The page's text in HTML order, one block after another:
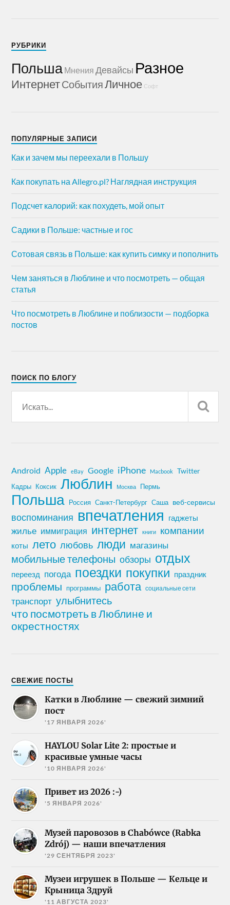
РУБРИКИ
Польша Мнения Девайсы Разное
ИнтернетСобытияЛичное Софт
ПОПУЛЯРНЫЕ ЗАПИСИ
Как и зачем мы переехали в Польшу
Как покупать на Allegro.pl? Наглядная инструкция
Подсчет калорий: как похудеть, мой опыт
Садики в Польше: частные и гос
Сотовая связь в Польше: как купить симку и пополнить
Чем заняться в Люблине и что посмотреть — общая
статья
Что посмотреть в Люблине и поблизости — подборка
постов
ПОИСК ПО БЛОГУ
Android Apple eBay Google iPhone Macbook Twitter
Кадры Коксик Люблин Москва Пермь
Польша Россия Санкт-Петербург Саша веб-сервисы
воспоминания впечатления гаджеты
жилье иммиграция интернет книги компании
коты лето любовь люди магазины
мобильные телефоны обзоры отдых
переезд погода поездки покупки праздник
проблемы программы работа социальные сети
транспорт улыбнитесь
что посмотреть в Люблине и
окрестностях
СВЕЖИЕ ПОСТЫ
Катки в Люблине — свежий зимний
пост
'17 ЯНВАРЯ 2026'
HAYLOU Solar Lite 2: простые и
красивые умные часы
'10 ЯНВАРЯ 2026'
Привет из 2026 :-)
'5 ЯНВАРЯ 2026'
Музей паровозов в Chabówce (Rabka
Zdrój) — наши впечатления
'29 СЕНТЯБРЯ 2023'
Музеи игрушек в Польше — Кельце и
Крыница Здруй
'11 АВГУСТА 2023'